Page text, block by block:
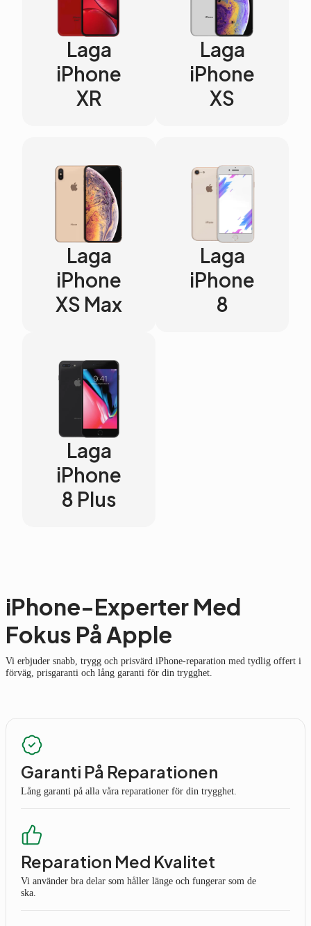
Laga
iPhone
XR
Laga
iPhone
XS
Laga
iPhone
XS Max
Laga
iPhone
8
Laga
iPhone
8 Plus
iPhone-Experter Med
Fokus På Apple
Vi erbjuder snabb, trygg och prisvärd iPhone-reparation med tydlig offert i
förväg, prisgaranti och lång garanti för din trygghet.
Garanti På Reparationen
Lång garanti på alla våra reparationer för din trygghet.
Reparation Med Kvalitet
Vi använder bra delar som håller länge och fungerar som de
ska.